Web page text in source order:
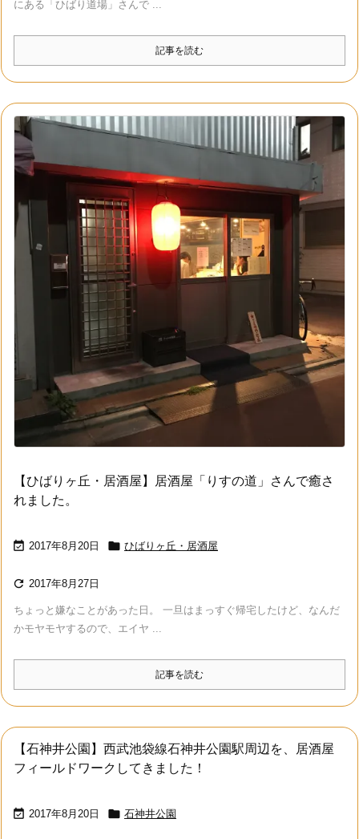
にある「ひばり道場」さんで ...
記事を読む
【ひばりヶ丘・居酒屋】居酒屋「りすの道」さんで癒さ
れました。
 2017年8月20日  ひばりヶ丘・居酒屋
 2017年8月27日
ちょっと嫌なことがあった日。 一旦はまっすぐ帰宅したけど、なんだ
かモヤモヤするので、エイヤ ...
記事を読む
【石神井公園】西武池袋線石神井公園駅周辺を、居酒屋
フィールドワークしてきました！
 2017年8月20日  石神井公園